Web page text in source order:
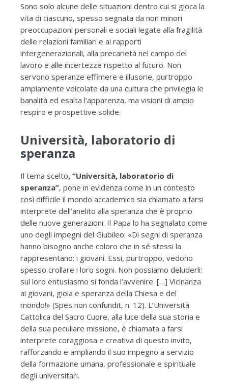
Sono solo alcune delle situazioni dentro cui si gioca la
vita di ciascuno, spesso segnata da non minori
preoccupazioni personali e sociali legate alla fragilità
delle relazioni familiari e ai rapporti
intergenerazionali, alla precarietà nel campo del
lavoro e alle incertezze rispetto al futuro. Non
servono speranze effimere e illusorie, purtroppo
ampiamente veicolate da una cultura che privilegia le
banalità ed esalta l’apparenza, ma visioni di ampio
respiro e prospettive solide.
Università, laboratorio di
speranza
Il tema scelto, “Università, laboratorio di
speranza”, pone in evidenza come in un contesto
così difficile il mondo accademico sia chiamato a farsi
interprete dell’anelito alla speranza che è proprio
delle nuove generazioni. Il Papa lo ha segnalato come
uno degli impegni del Giubileo: «Di segni di speranza
hanno bisogno anche coloro che in sé stessi la
rappresentano: i giovani. Essi, purtroppo, vedono
spesso crollare i loro sogni. Non possiamo deluderli:
sul loro entusiasmo si fonda l’avvenire. […] Vicinanza
ai giovani, gioia e speranza della Chiesa e del
mondo!» (Spes non confundit, n. 12). L’Università
Cattolica del Sacro Cuore, alla luce della sua storia e
della sua peculiare missione, è chiamata a farsi
interprete coraggiosa e creativa di questo invito,
rafforzando e ampliando il suo impegno a servizio
della formazione umana, professionale e spirituale
degli universitari.